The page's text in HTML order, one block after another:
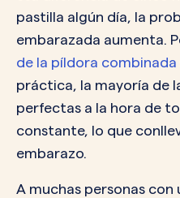
pastilla algún día, la
embarazada aumenta.
de la píldora combinada
práctica, la mayoría de
perfectas a la hora de
constante, lo que
embarazo.
A muchas personas